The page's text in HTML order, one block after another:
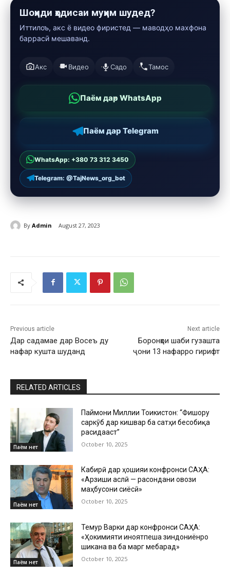
Шоҳиди ҳодисаи муҳим шудед?
Иттилоъ, акс ё видео фиристед — маводҳо махфона
баррасӣ мешаванд.
Акс Видео Садо Тамос
Паём дар WhatsApp
Паём дар Telegram
WhatsApp: +380 73 312 3450
Telegram: @TajNews_org_bot
By Admin August 27, 2023
Previous article
Дар садамае дар Восеъ ду
нафар кушта шуданд
Next article
Боронҳои шаби гузашта
ҷони 13 нафарро гирифт
RELATED ARTICLES
Паём нет
Паймони Миллии Тоҷикистон: “Фишору
саркӯб дар кишвар ба сатҳи бесобиқа
расидааст”
October 10, 2025
Паём нет
Кабирӣ дар ҳошияи конфронси САҲА:
«Арзиши аслӣ — расондани овози
маҳбусони сиёсӣ»
October 10, 2025
Паём нет
Темур Варки дар конфронси САҲА:
«Ҳокимияти ҷиноятпеша зиндониёнро
шиканҷа ва ба марг мебарад»
October 10, 2025